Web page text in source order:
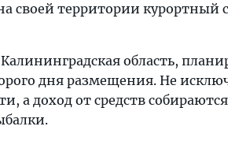
своей территории курортный
область,
дня размещения. Не
а доход от средств собираются